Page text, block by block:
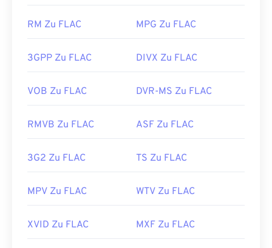
Zuden Codecs
, die FLAC implementieren können,
die Kodierung und
Audiocogsfür die Dekodierung.
handelt es sich
umOpen-Source-
Entwickelt von:
Xiph.Org Foundation
Nützliche Links:
https://en.wikipedia.org/wiki/FLAC
RM Zu FLAC MPG Zu FLAC
3GPP Zu FLAC DIVX Zu FLAC
VOB Zu FLAC DVR-MS Zu FLAC
RMVB Zu FLAC ASF Zu FLAC
3G2 Zu FLAC TS Zu FLAC
MPV Zu FLAC WTV Zu FLAC
XVID Zu FLAC MXF Zu FLAC